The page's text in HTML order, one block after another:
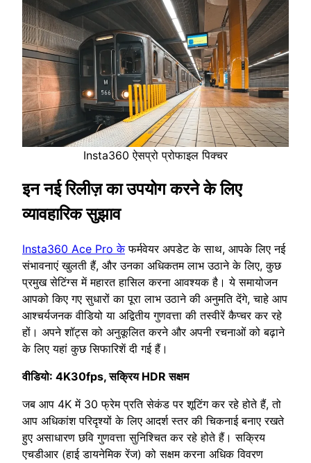
Insta360 ऐसप्रो प्रोफाइल पिक्चर
इन नई रिलीज़ का उपयोग करने के लिए
व्यावहारिक सुझाव
Insta360 Ace Pro केफर्मवेयर अपडेट के साथ, आपके लिए नई
संभावनाएं खुलती हैं, और उनका अधिकतम लाभ उठाने के लिए, कुछ
प्रमुख सेटिंग्स में महारत हासिल करना आवश्यक है। ये समायोजन
आपको किए गए सुधारों का पूरा लाभ उठाने की अनुमति देंगे, चाहे आप
आश्चर्यजनक वीडियो या अद्वितीय गुणवत्ता की तस्वीरें कैप्चर कर रहे
हों। अपने शॉट्स को अनुकूलित करने और अपनी रचनाओं को बढ़ाने
के लिए यहां कुछ सिफारिशें दी गई हैं।
वीडियो: 4K30fps, सक्रिय HDR सक्षम
जब आप 4K में 30 फ्रेम प्रति सेकंड पर शूटिंग कर रहे होते हैं, तो
आप अधिकांश परिदृश्यों के लिए आदर्श स्तर की चिकनाई बनाए रखते
हुए असाधारण छवि गुणवत्ता सुनिश्चित कर रहे होते हैं। सक्रिय
एचडीआर (हाई डायनेमिक रेंज) को सक्षम करना अधिक विवरण